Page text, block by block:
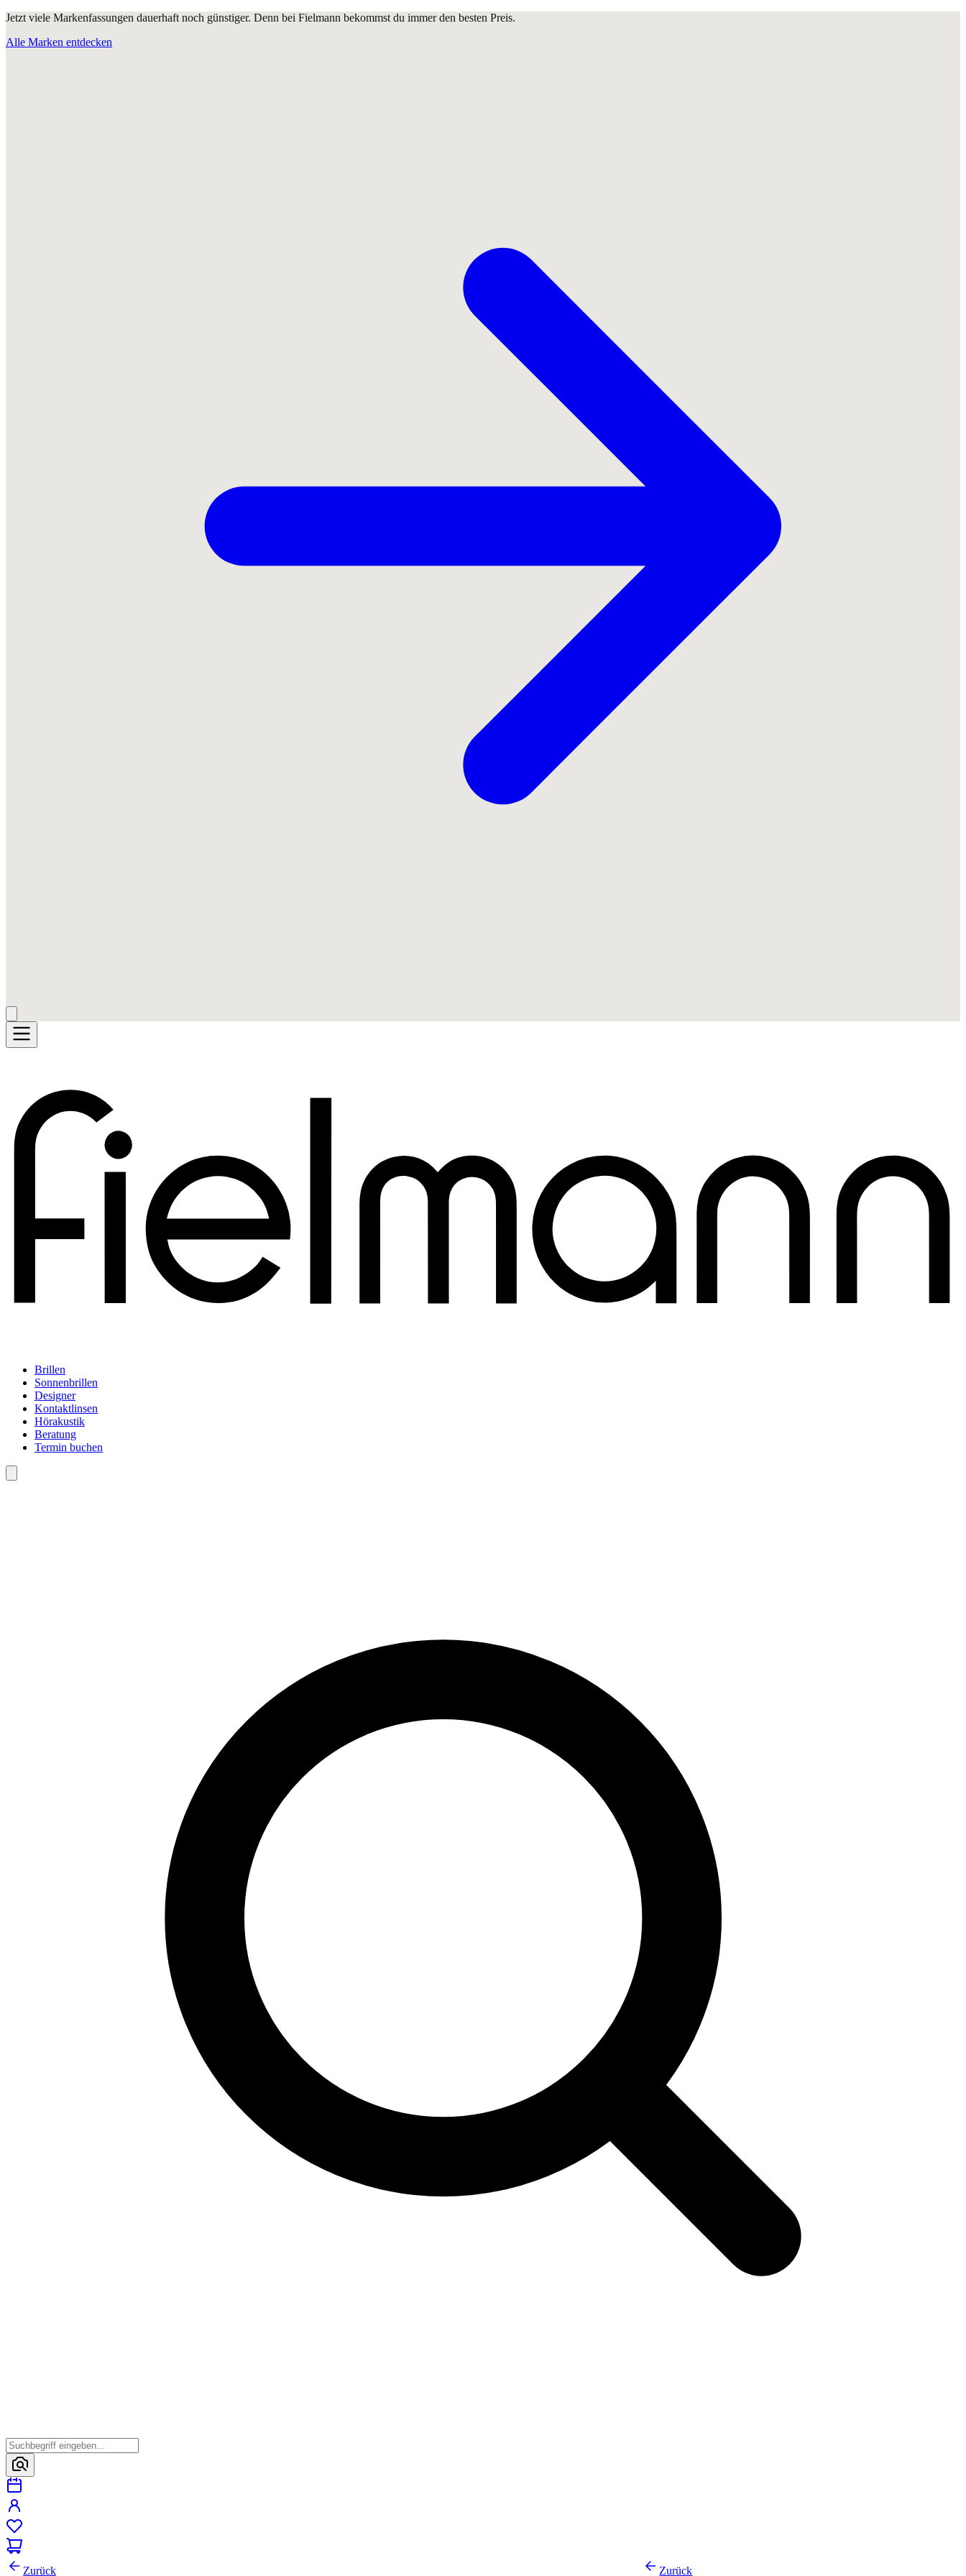
Jetzt viele Markenfassungen dauerhaft noch günstiger. Denn bei Fielmann bekommst du immer den besten Preis.
Alle Marken entdecken
Brillen
Sonnenbrillen
Designer
Kontaktlinsen
Hörakustik
Beratung
Termin buchen
Zurück Zurück